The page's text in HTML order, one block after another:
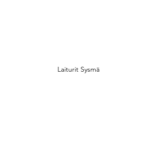
Laiturit Sysmä